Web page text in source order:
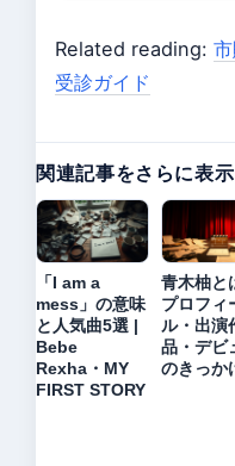
Related reading:
受診ガイド
関連記事をさらに表示
「I am a
mess」の意味
と人気曲5選 |
Bebe
Rexha・MY
FIRST STORY
青木柚と
プロフィ
ル・出演
品・デビ
のきっか